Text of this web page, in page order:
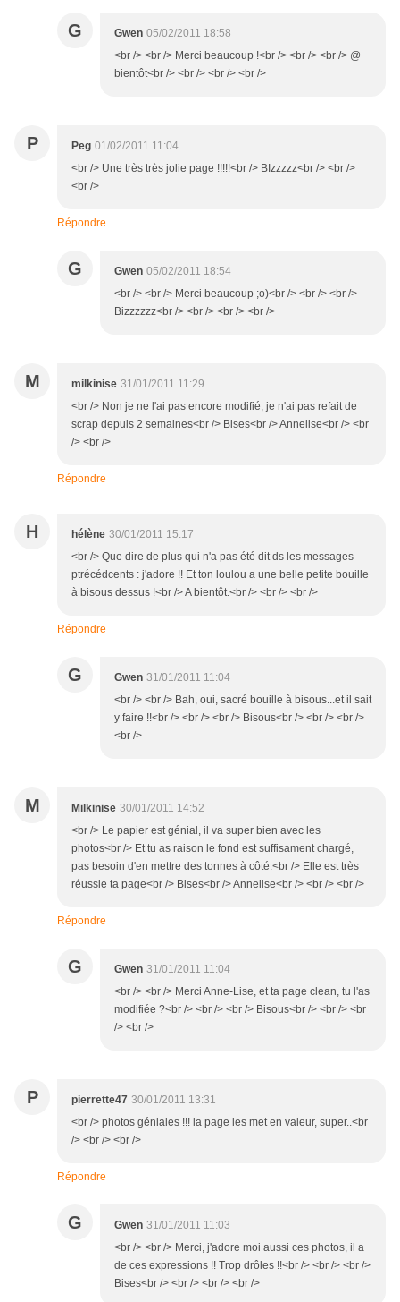
G Gwen 05/02/2011 18:58
<br /> <br /> Merci beaucoup !<br /> <br /> <br /> @
bientôt<br /> <br /> <br /> <br />
P Peg 01/02/2011 11:04
<br /> Une très très jolie page !!!!!<br /> BIzzzzz<br /> <br />
<br />
Répondre
G Gwen 05/02/2011 18:54
<br /> <br /> Merci beaucoup ;o)<br /> <br /> <br />
Bizzzzzz<br /> <br /> <br /> <br />
M milkinise 31/01/2011 11:29
<br /> Non je ne l'ai pas encore modifié, je n'ai pas refait de
scrap depuis 2 semaines<br /> Bises<br /> Annelise<br /> <br
/> <br />
Répondre
H hélène 30/01/2011 15:17
<br /> Que dire de plus qui n'a pas été dit ds les messages
ptrécédcents : j'adore !! Et ton loulou a une belle petite bouille
à bisous dessus !<br /> A bientôt.<br /> <br /> <br />
Répondre
G Gwen 31/01/2011 11:04
<br /> <br /> Bah, oui, sacré bouille à bisous...et il sait
y faire !!<br /> <br /> <br /> Bisous<br /> <br /> <br />
<br />
M Milkinise 30/01/2011 14:52
<br /> Le papier est génial, il va super bien avec les
photos<br /> Et tu as raison le fond est suffisament chargé,
pas besoin d'en mettre des tonnes à côté.<br /> Elle est très
réussie ta page<br /> Bises<br /> Annelise<br /> <br /> <br />
Répondre
G Gwen 31/01/2011 11:04
<br /> <br /> Merci Anne-Lise, et ta page clean, tu l'as
modifiée ?<br /> <br /> <br /> Bisous<br /> <br /> <br
/> <br />
P pierrette47 30/01/2011 13:31
<br /> photos géniales !!! la page les met en valeur, super..<br
/> <br /> <br />
Répondre
G Gwen 31/01/2011 11:03
<br /> <br /> Merci, j'adore moi aussi ces photos, il a
de ces expressions !! Trop drôles !!<br /> <br /> <br />
Bises<br /> <br /> <br /> <br />